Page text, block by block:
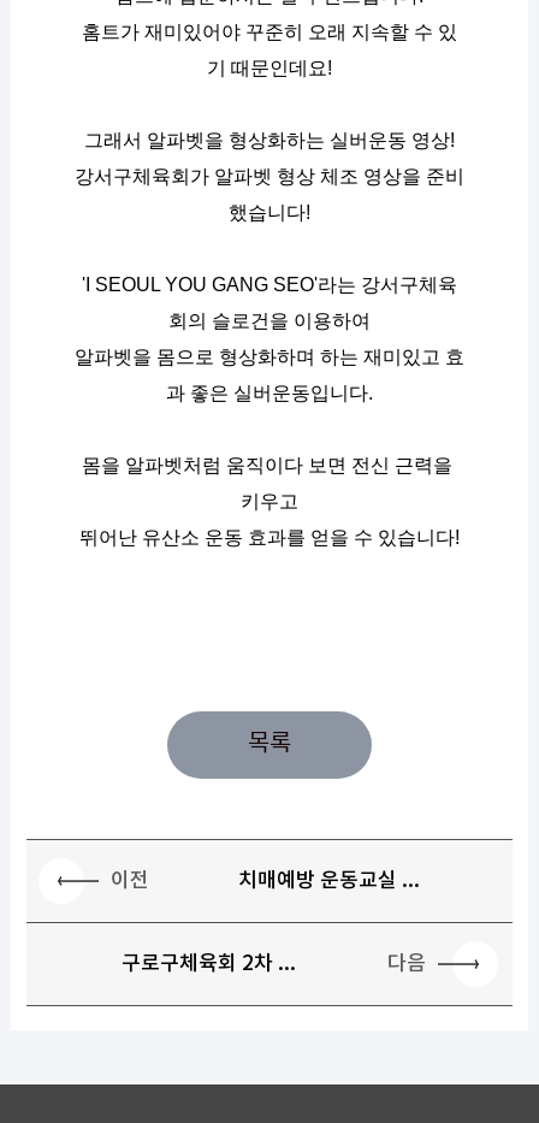
홈트가 재미있어야 꾸준히 오래 지속할 수 있
기 때문인데요!
그래서 알파벳을 형상화하는 실버운동 영상!
강서구체육회가 알파벳 형상 체조 영상을 준비
했습니다!
'I SEOUL YOU GANG SEO'라는 강서구체육
회의 슬로건을 이용하여
알파벳을 몸으로 형상화하며 하는 재미있고 효
과 좋은 실버운동입니다.
몸을 알파벳처럼 움직이다 보면 전신 근력을
키우고
뛰어난 유산소 운동 효과를 얻을 수 있습니다!
목록
이전 치매예방 운동교실 ...
구로구체육회 2차 ... 다음